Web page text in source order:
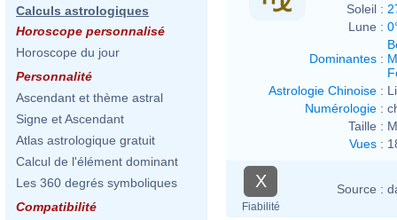
Calculs astrologiques
Horoscope personnalisé
Horoscope du jour
Personnalité
Ascendant et thème astral
Signe et Ascendant
Atlas astrologique gratuit
Calcul de l'élément dominant
Les 360 degrés symboliques
Compatibilité
Soleil :
Lune :
Dominantes :
Astrologie Chinoise :
Numérologie :
Taille :
Vues :
X
Fiabilité
Source :